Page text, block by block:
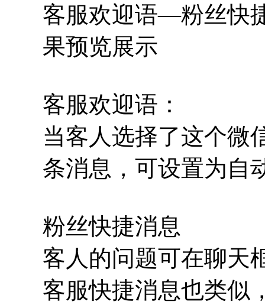
客服欢迎语—粉丝快
果预览展示
客服欢迎语：
当客人选择了这个微
条消息，可设置为自
粉丝快捷消息
客人的问题可在聊天
客服快捷消息也类似